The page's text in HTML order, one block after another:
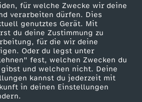
für welche Zwecke wir deine
verarbeiten dürfen. Dies
genutztes Gerät. Mit
du deine Zustimmung zu
für die wir deine
Oder du legst unter
fest, welchen Zwecken du
und welchen nicht. Deine
kannst du jederzeit mit
in deinen Einstellungen